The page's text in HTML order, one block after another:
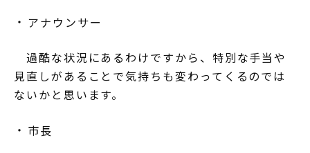
アナウンサー
過酷な状況にあるわけですから、特別な手当や
見直しがあることで気持ちも変わってくるのでは
ないかと思います。
市長